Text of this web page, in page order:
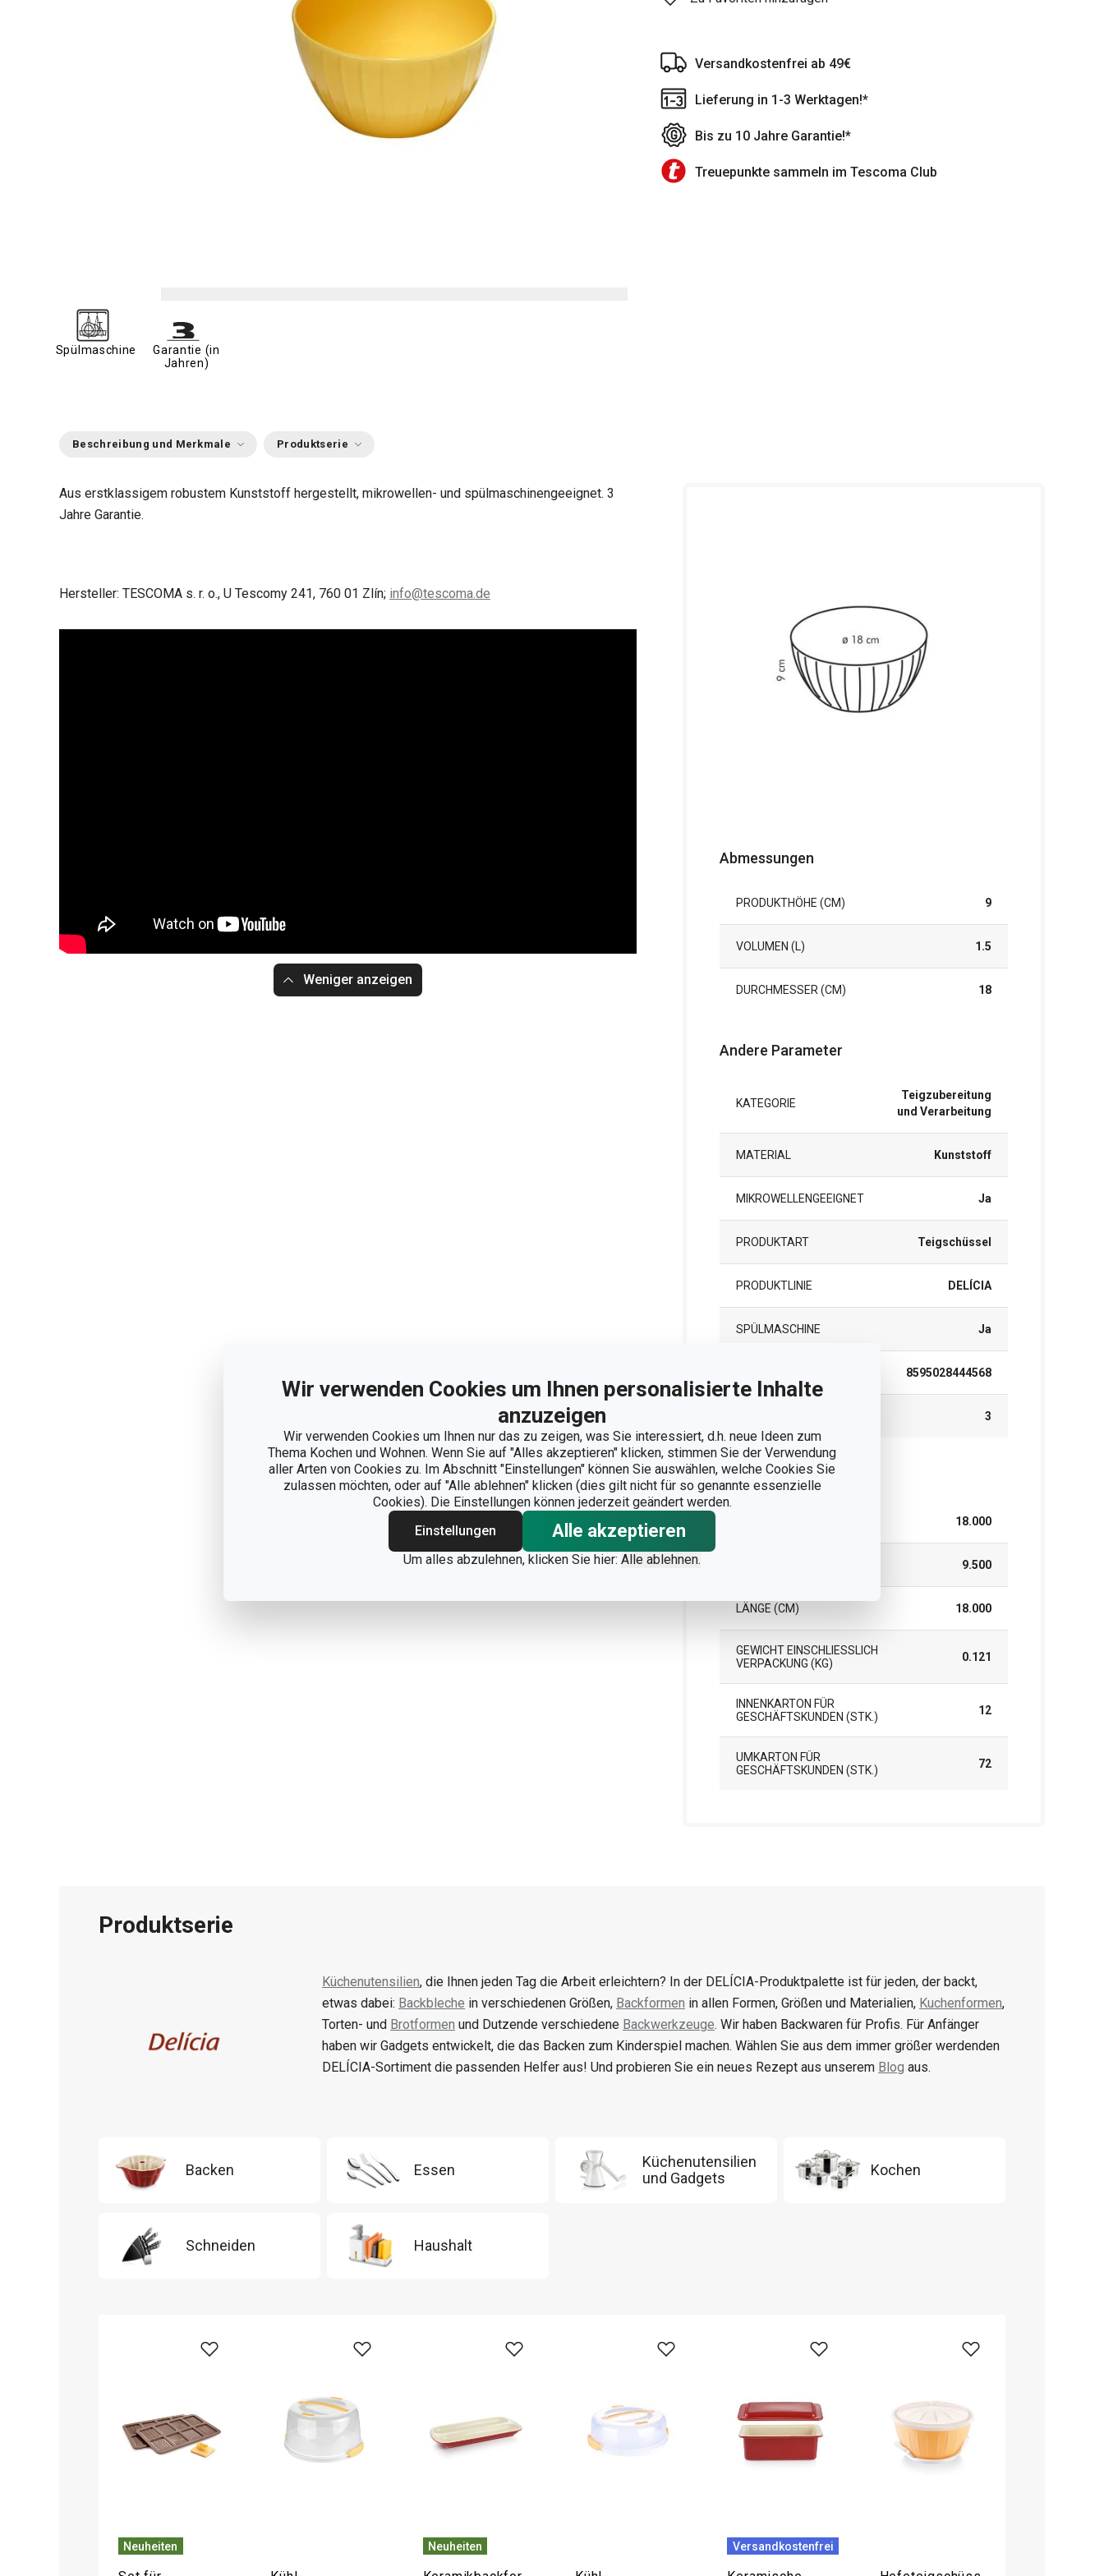
Wir verwenden Cookies um Ihnen personalisierte Inhalte
anzuzeigen
Wir verwenden Cookies um Ihnen nur das zu zeigen, was Sie interessiert, d.h. neue Ideen zum
Thema Kochen und Wohnen. Wenn Sie auf "Alles akzeptieren" klicken, stimmen Sie der Verwendung
aller Arten von Cookies zu. Im Abschnitt "Einstellungen" können Sie auswählen, welche Cookies Sie
zulassen möchten, oder auf "Alle ablehnen" klicken (dies gilt nicht für so genannte essenzielle
Cookies). Die Einstellungen können jederzeit geändert werden.
Einstellungen
Alle akzeptieren
Um alles abzulehnen, klicken Sie hier: Alle ablehnen.
Versandkostenfrei ab 49€
Lieferung in 1-3 Werktagen!*
Bis zu 10 Jahre Garantie!*
Treuepunkte sammeln im Tescoma Club
Spülmaschine
Garantie (in
Jahren)
Beschreibung und Merkmale Produktserie
Aus erstklassigem robustem Kunststoff hergestellt, mikrowellen- und spülmaschinengeeignet. 3
Jahre Garantie.
Hersteller: TESCOMA s. r. o., U Tescomy 241, 760 01 Zlín; info@tescoma.de
Weniger anzeigen
Abmessungen
PRODUKTHÖHE (CM) 9
VOLUMEN (L) 1.5
DURCHMESSER (CM) 18
Andere Parameter
KATEGORIE
Teigzubereitung
und Verarbeitung
MATERIAL Kunststoff
MIKROWELLENGEEIGNET Ja
PRODUKTART Teigschüssel
PRODUKTLINIE DELÍCIA
SPÜLMASCHINE Ja
8595028444568
3
Verpackung
18.000
9.500
LÄNGE (CM) 18.000
GEWICHT EINSCHLIESSLICH V
ERPACKUNG (KG)
0.121
INNENKARTON FÜR
GESCHÄFTSKUNDEN (STK.)
12
UMKARTON FÜR
GESCHÄFTSKUNDEN (STK.)
72
Produktserie
Küchenutensilien, die Ihnen jeden Tag die Arbeit erleichtern? In der DELÍCIA-Produktpalette ist für jeden, der backt,
etwas dabei: Backbleche in verschiedenen Größen, Backformen in allen Formen, Größen und Materialien, Kuchenformen,
Torten- und Brotformen und Dutzende verschiedene Backwerkzeuge. Wir haben Backwaren für Profis. Für Anfänger
haben wir Gadgets entwickelt, die das Backen zum Kinderspiel machen. Wählen Sie aus dem immer größer werdenden
DELÍCIA-Sortiment die passenden Helfer aus! Und probieren Sie ein neues Rezept aus unserem Blog aus.
Backen Essen
Küchenutensilien
und Gadgets
Kochen
Schneiden Haushalt
Neuheiten Neuheiten Versandkostenfrei